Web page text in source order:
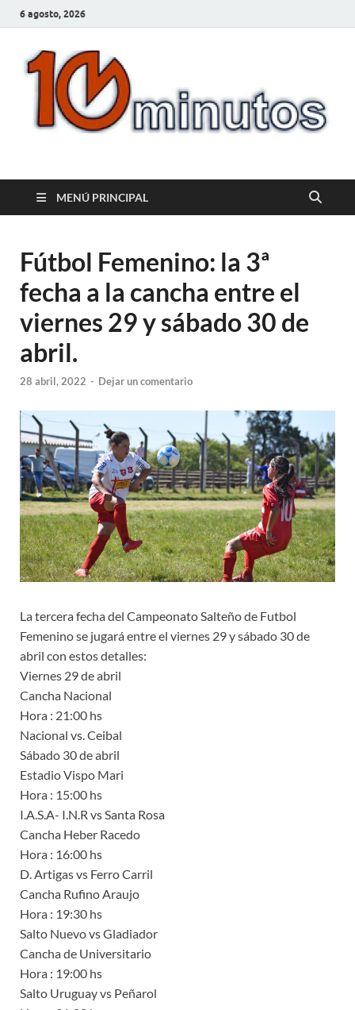
6 agosto, 2026
10minutos.com.uy
MENÚ PRINCIPAL
Fútbol Femenino: la 3ª
fecha a la cancha entre el
viernes 29 y sábado 30 de
abril.
28 abril, 2022 - Dejar un comentario
La tercera fecha del Campeonato Salteño de Futbol
Femenino se jugará entre el viernes 29 y sábado 30 de
abril con estos detalles:
Viernes 29 de abril
Cancha Nacional
Hora : 21:00 hs
Nacional vs. Ceibal
Sábado 30 de abril
Estadio Vispo Mari
Hora : 15:00 hs
I.A.S.A- I.N.R vs Santa Rosa
Cancha Heber Racedo
Hora : 16:00 hs
D. Artigas vs Ferro Carril
Cancha Rufino Araujo
Hora : 19:30 hs
Salto Nuevo vs Gladiador
Cancha de Universitario
Hora : 19:00 hs
Salto Uruguay vs Peñarol